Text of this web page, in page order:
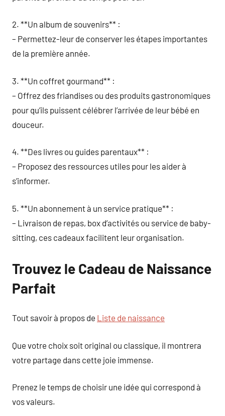
2. **Un album de souvenirs** :
– Permettez-leur de conserver les étapes importantes
de la première année.
3. **Un coffret gourmand** :
– Offrez des friandises ou des produits gastronomiques
pour qu’ils puissent célébrer l’arrivée de leur bébé en
douceur.
4. **Des livres ou guides parentaux** :
– Proposez des ressources utiles pour les aider à
s’informer.
5. **Un abonnement à un service pratique** :
– Livraison de repas, box d’activités ou service de baby-
sitting, ces cadeaux facilitent leur organisation.
Trouvez le Cadeau de Naissance
Parfait
Tout savoir à propos de Liste de naissance
Que votre choix soit original ou classique, il montrera
votre partage dans cette joie immense.
Prenez le temps de choisir une idée qui correspond à
vos valeurs.